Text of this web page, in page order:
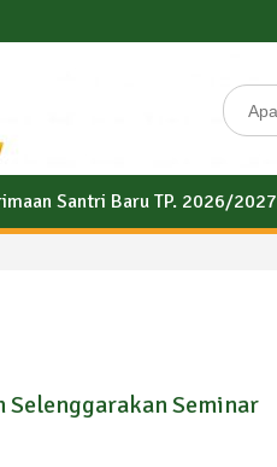
Search
for:
Santri Baru TP. 2026/2027
Seminar